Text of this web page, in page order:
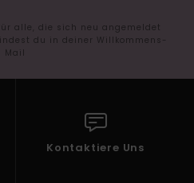
alle, die sich neu angemeldet
du in deiner Willkommens-
Mail
Kontaktiere Uns